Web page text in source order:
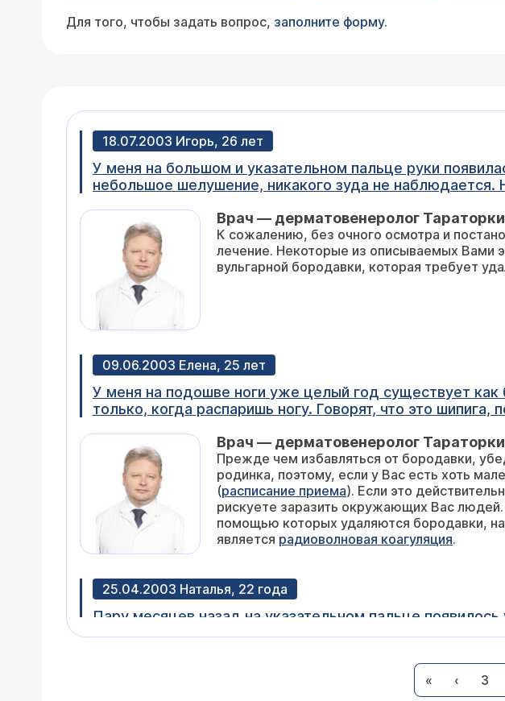
Для того, чтобы задать вопрос, заполните форму.
18.07.2003 Игорь, 26 лет
У меня на большом и указательном пальце руки появилась сыпь в виде небольших пузырьков с чёрными точечками,
небольшое шелушение, никакого зуда не
Врач — дерматовенеролог
К сожалению, без очного осмотра и постановки диагноза невозможно порекомендовать наиболее корректное
лечение. Некоторые из описываемых Вами элементов новообразования (черные точки) могут быть проявлением
вульгарной бородавки, которая требует
09.06.2003 Елена, 25 лет
У меня на подошве ноги уже целый год существует как бы "дырка", а вокруг расходятся кожные круги, она меня беспокоит
Врач — дерматовенеролог
Прежде чем избавляться от бородавки, убедитесь, что это именно она, а не простая мозоль, не костная мозоль, не
родинка, поэтому, если у Вас есть хоть малейшее сомнение в том, с чем это связано, идите к врачу-дерматологу
(
расписание приема). Если это действительно бородавка, то ее нужно удалить, т.к. это вирусное заболевание, и Вы
рискуете заразить окружающих Вас людей. На
помощью которых удаляются бородавки, наиболее эффективным и малотравматичным, по
является радиоволновая коагуляция.
25.04.2003 Наталья, 22 года
Пару месяцев назад на указательном пальце появилось уплотнение шириной 2 мм, длиной 1 см. Если его не беспокоить, не
болит и не чешется. Если попробовать срезать, возникает боль. Посоветовали мазать йодом, но это не помогло. Что это
Врач — дерматовенеролог
« ‹ 3